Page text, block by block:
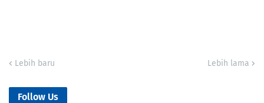
Lebih baru Lebih lama
Follow Us